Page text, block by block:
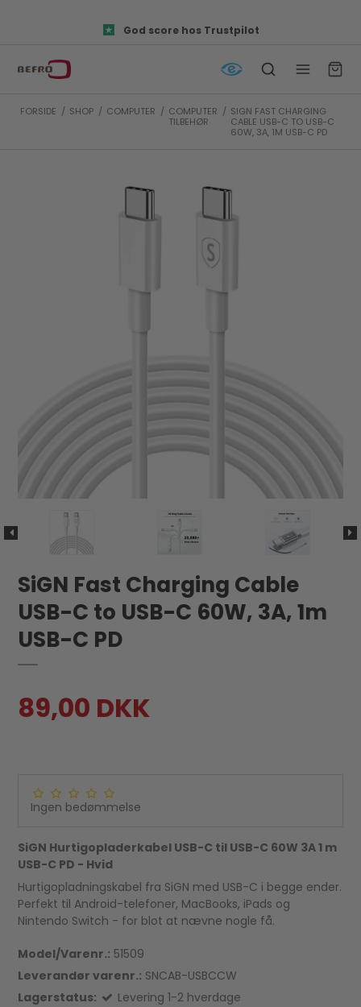
God score hos Trustpilot
FORSIDE / SHOP / COMPUTER / COMPUTER
TILBEHØR
/ SIGN FAST CHARGING
CABLE USB-C TO USB-C
60W, 3A, 1M USB-C PD
SiGN Fast Charging Cable
USB-C to USB-C 60W, 3A, 1m
USB-C PD
89,00 DKK
Ingen bedømmelse
SiGN Hurtigopladerkabel USB-C til USB-C 60W 3A 1 m
USB-C PD - Hvid
Hurtigopladningskabel fra SiGN med USB-C i begge ender.
Perfekt til Android-telefoner, MacBooks, iPads og
Nintendo Switch - for blot at nævne nogle få.
Model/Varenr.: 51509
Leverandør varenr.: SNCAB-USBCCW
Lagerstatus:
Levering 1-2 hverdage